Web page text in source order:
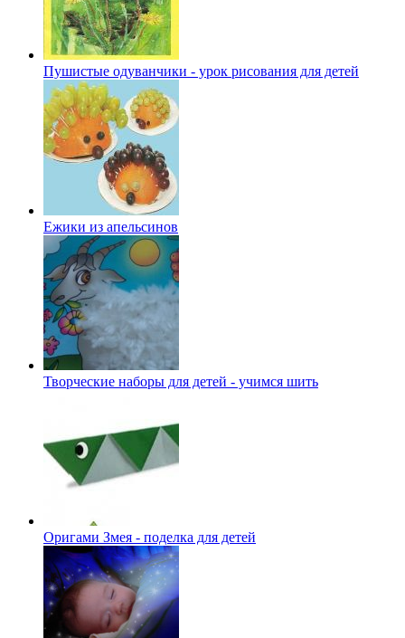
Пушистые одуванчики - урок рисования для детей
Ежики из апельсинов
Творческие наборы для детей - учимся шить
Оригами Змея - поделка для детей